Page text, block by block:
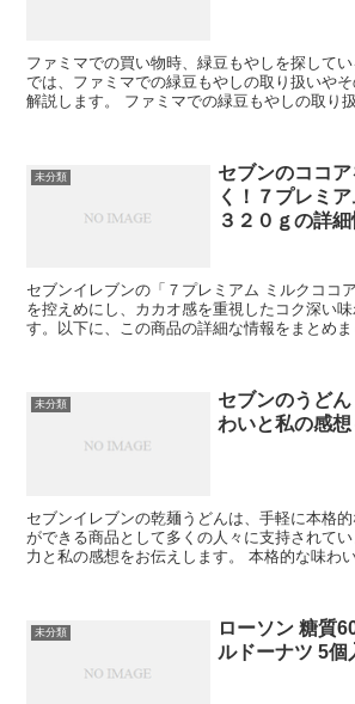
ファミマでの買い物時、緑豆もやしを探して
では、ファミマでの緑豆もやしの取り扱いやそ
解説します。 ファミマでの緑豆もやしの取り
未分類
セブンのココ
く！７プレミ
３２０ｇの詳
セブンイレブンの「７プレミアム ミルクココ
を控えめにし、カカオ感を重視したコク深い
す。以下に、この商品の詳細な情報をまとめ
未分類
セブンのうど
わいと私の感想
セブンイレブンの乾麺うどんは、手軽に本格
ができる商品として多くの人々に支持されて
力と私の感想をお伝えします。 本格的な味わ
未分類
ローソン 糖質
ルドーナツ 5個